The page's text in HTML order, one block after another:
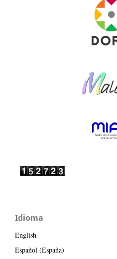
Idioma
English
Español (España)